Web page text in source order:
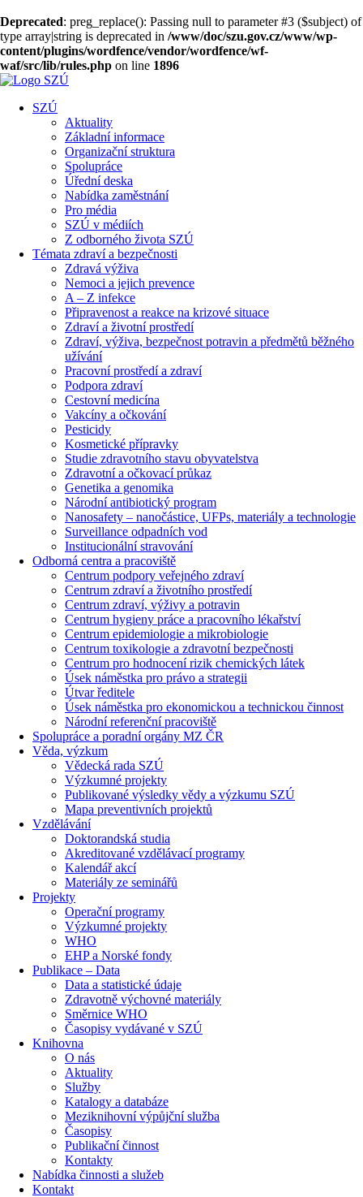
Deprecated: preg_replace(): Passing null to parameter #3 ($subject) of
type array|string is deprecated in /www/doc/szu.gov.cz/www/wp-
content/plugins/wordfence/vendor/wordfence/wf-
waf/src/lib/rules.php on line 1896
SZÚ
Aktuality
Základní informace
Organizační struktura
Spolupráce
Úřední deska
Nabídka zaměstnání
Pro média
SZÚ v médiích
Z odborného života SZÚ
Témata zdraví a bezpečnosti
Zdravá výživa
Nemoci a jejich prevence
A – Z infekce
Připravenost a reakce na krizové situace
Zdraví a životní prostředí
Zdraví, výživa, bezpečnost potravin a předmětů běžného
užívání
Pracovní prostředí a zdraví
Podpora zdraví
Cestovní medicína
Vakcíny a očkování
Pesticidy
Kosmetické přípravky
Studie zdravotního stavu obyvatelstva
Zdravotní a očkovací průkaz
Genetika a genomika
Národní antibiotický program
Nanosafety – nanočástice, UFPs, materiály a technologie
Surveillance odpadních vod
Institucionální stravování
Odborná centra a pracoviště
Centrum podpory veřejného zdraví
Centrum zdraví a životního prostředí
Centrum zdraví, výživy a potravin
Centrum hygieny práce a pracovního lékařství
Centrum epidemiologie a mikrobiologie
Centrum toxikologie a zdravotní bezpečnosti
Centrum pro hodnocení rizik chemických látek
Úsek náměstka pro právo a strategii
Útvar ředitele
Úsek náměstka pro ekonomickou a technickou činnost
Národní referenční pracoviště
Spolupráce a poradní orgány MZ ČR
Věda, výzkum
Vědecká rada SZÚ
Výzkumné projekty
Publikované výsledky vědy a výzkumu SZÚ
Mapa preventivních projektů
Vzdělávání
Doktorandská studia
Akreditované vzdělávací programy
Kalendář akcí
Materiály ze seminářů
Projekty
Operační programy
Výzkumné projekty
WHO
EHP a Norské fondy
Publikace – Data
Data a statistické údaje
Zdravotně výchovné materiály
Směrnice WHO
Časopisy vydávané v SZÚ
Knihovna
O nás
Aktuality
Služby
Katalogy a databáze
Meziknihovní výpůjční služba
Časopisy
Publikační činnost
Kontakty
Nabídka činnosti a služeb
Kontakt